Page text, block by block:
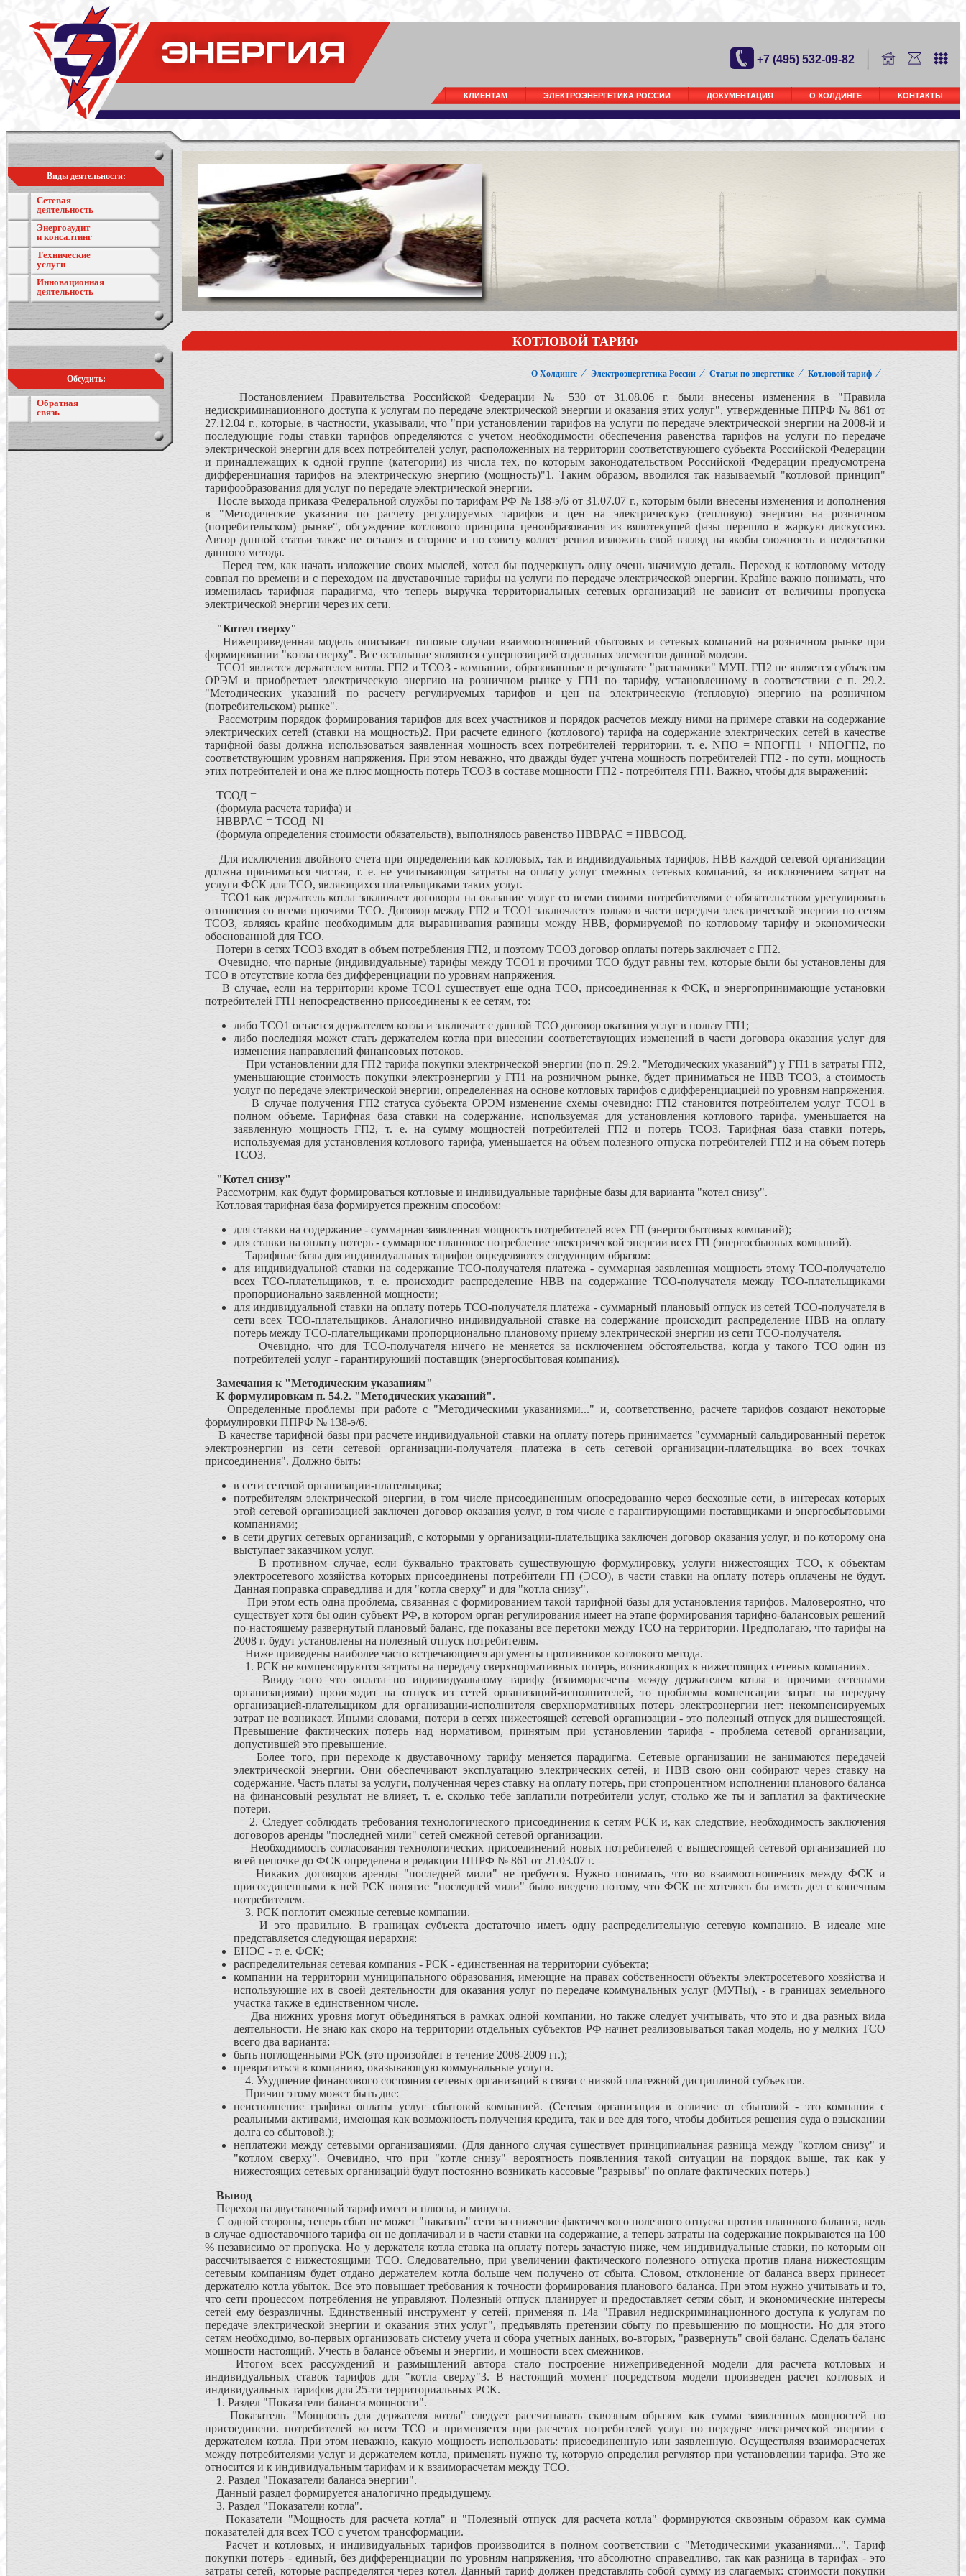
+7 (495) 532-09-82
КЛИЕНТАМ ЭЛЕКТРОЭНЕРГЕТИКА РОССИИ ДОКУМЕНТАЦИЯ О ХОЛДИНГЕ КОНТАКТЫ
Виды деятельности:
Сетевая
деятельность
Энергоаудит
и консалтинг
Технические
услуги
Инновационная
деятельность
Обсудить:
Обратная
связь
КОТЛОВОЙ ТАРИФ
О Холдинге ⁄ Электроэнергетика России ⁄ Статьи по энергетике ⁄ Котловой тариф ⁄
Постановлением Правительства Российской Федерации № 530 от 31.08.06 г. были внесены изменения в "Правила
недискриминационного доступа к услугам по передаче электрической энергии и оказания этих услуг", утвержденные ППРФ № 861 от
27.12.04 г., которые, в частности, указывали, что "при установлении тарифов на услуги по передаче электрической энергии на 2008-й и
последующие годы ставки тарифов определяются с учетом необходимости обеспечения равенства тарифов на услуги по передаче
электрической энергии для всех потребителей услуг, расположенных на территории соответствующего субъекта Российской Федерации
и принадлежащих к одной группе (категории) из числа тех, по которым законодательством Российской Федерации предусмотрена
дифференциация тарифов на электрическую энергию (мощность)"1. Таким образом, вводился так называемый "котловой принцип"
тарифообразования для услуг по передаче электрической энергии.
После выхода приказа Федеральной службы по тарифам РФ № 138-э/6 от 31.07.07 г., которым были внесены изменения и дополнения
в "Методические указания по расчету регулируемых тарифов и цен на электрическую (тепловую) энергию на розничном
(потребительском) рынке", обсуждение котлового принципа ценообразования из вялотекущей фазы перешло в жаркую дискуссию.
Автор данной статьи также не остался в стороне и по совету коллег решил изложить свой взгляд на якобы сложность и недостатки
данного метода.
Перед тем, как начать изложение своих мыслей, хотел бы подчеркнуть одну очень значимую деталь. Переход к котловому методу
совпал по времени и с переходом на двуставочные тарифы на услуги по передаче электрической энергии. Крайне важно понимать, что
изменилась тарифная парадигма, что теперь выручка территориальных сетевых организаций не зависит от величины пропуска
электрической энергии через их сети.
"Котел сверху"
Нижеприведенная модель описывает типовые случаи взаимоотношений сбытовых и сетевых компаний на розничном рынке при
формировании "котла сверху". Все остальные являются суперпозицией отдельных элементов данной модели.
ТСО1 является держателем котла. ГП2 и ТСО3 - компании, образованные в результате "распаковки" МУП. ГП2 не является субъектом
ОРЭМ и приобретает электрическую энергию на розничном рынке у ГП1 по тарифу, установленному в соответствии с п. 29.2.
"Методических указаний по расчету регулируемых тарифов и цен на электрическую (тепловую) энергию на розничном
(потребительском) рынке".
Рассмотрим порядок формирования тарифов для всех участников и порядок расчетов между ними на примере ставки на содержание
электрических сетей (ставки на мощность)2. При расчете единого (котлового) тарифа на содержание электрических сетей в качестве
тарифной базы должна использоваться заявленная мощность всех потребителей территории, т. е. NПО = NПОГП1 + NПОГП2, по
соответствующим уровням напряжения. При этом неважно, что дважды будет учтена мощность потребителей ГП2 - по сути, мощность
этих потребителей и она же плюс мощность потерь ТСО3 в составе мощности ГП2 - потребителя ГП1. Важно, чтобы для выражений:
TСОД =
(формула расчета тарифа) и
HBBPAC = TСОД Nl
(формула определения стоимости обязательств), выполнялось равенство HBBPAC = HBBСОД.
Для исключения двойного счета при определении как котловых, так и индивидуальных тарифов, НВВ каждой сетевой организации
должна приниматься чистая, т. е. не учитывающая затраты на оплату услуг смежных сетевых компаний, за исключением затрат на
услуги ФСК для ТСО, являющихся плательщиками таких услуг.
ТСО1 как держатель котла заключает договоры на оказание услуг со всеми своими потребителями с обязательством урегулировать
отношения со всеми прочими ТСО. Договор между ГП2 и ТСО1 заключается только в части передачи электрической энергии по сетям
ТСО3, являясь крайне необходимым для выравнивания разницы между НВВ, формируемой по котловому тарифу и экономически
обоснованной для ТСО.
Потери в сетях ТСО3 входят в объем потребления ГП2, и поэтому ТСО3 договор оплаты потерь заключает с ГП2.
Очевидно, что парные (индивидуальные) тарифы между ТСО1 и прочими ТСО будут равны тем, которые были бы установлены для
ТСО в отсутствие котла без дифференциации по уровням напряжения.
В случае, если на территории кроме ТСО1 существует еще одна ТСО, присоединенная к ФСК, и энергопринимающие установки
потребителей ГП1 непосредственно присоединены к ее сетям, то:
либо ТСО1 остается держателем котла и заключает с данной ТСО договор оказания услуг в пользу ГП1;
либо последняя может стать держателем котла при внесении соответствующих изменений в части договора оказания услуг для
изменения направлений финансовых потоков.
При установлении для ГП2 тарифа покупки электрической энергии (по п. 29.2. "Методических указаний") у ГП1 в затраты ГП2,
уменьшающие стоимость покупки электроэнергии у ГП1 на розничном рынке, будет приниматься не НВВ ТСО3, а стоимость
услуг по передаче электрической энергии, определенная на основе котловых тарифов с дифференциацией по уровням напряжения.
В случае получения ГП2 статуса субъекта ОРЭМ изменение схемы очевидно: ГП2 становится потребителем услуг ТСО1 в
полном объеме. Тарифная база ставки на содержание, используемая для установления котлового тарифа, уменьшается на
заявленную мощность ГП2, т. е. на сумму мощностей потребителей ГП2 и потерь ТСО3. Тарифная база ставки потерь,
используемая для установления котлового тарифа, уменьшается на объем полезного отпуска потребителей ГП2 и на объем потерь
ТСО3.
"Котел снизу"
Рассмотрим, как будут формироваться котловые и индивидуальные тарифные базы для варианта "котел снизу".
Котловая тарифная база формируется прежним способом:
для ставки на содержание - суммарная заявленная мощность потребителей всех ГП (энергосбытовых компаний);
для ставки на оплату потерь - суммарное плановое потребление электрической энергии всех ГП (энергосбыовых компаний).
Тарифные базы для индивидуальных тарифов определяются следующим образом:
для индивидуальной ставки на содержание ТСО-получателя платежа - суммарная заявленная мощность этому ТСО-получателю
всех ТСО-плательщиков, т. е. происходит распределение НВВ на содержание ТСО-получателя между ТСО-плательщиками
пропорционально заявленной мощности;
для индивидуальной ставки на оплату потерь ТСО-получателя платежа - суммарный плановый отпуск из сетей ТСО-получателя в
сети всех ТСО-плательщиков. Аналогично индивидуальной ставке на содержание происходит распределение НВВ на оплату
потерь между ТСО-плательщиками пропорционально плановому приему электрической энергии из сети ТСО-получателя.
Очевидно, что для ТСО-получателя ничего не меняется за исключением обстоятельства, когда у такого ТСО один из
потребителей услуг - гарантирующий поставщик (энергосбытовая компания).
Замечания к "Методическим указаниям"
К формулировкам п. 54.2. "Методических указаний".
Определенные проблемы при работе с "Методическими указаниями..." и, соответственно, расчете тарифов создают некоторые
формулировки ППРФ № 138-э/6.
В качестве тарифной базы при расчете индивидуальной ставки на оплату потерь принимается "суммарный сальдированный переток
электроэнергии из сети сетевой организации-получателя платежа в сеть сетевой организации-плательщика во всех точках
присоединения". Должно быть:
в сети сетевой организации-плательщика;
потребителям электрической энергии, в том числе присоединенным опосредованно через бесхозные сети, в интересах которых
этой сетевой организацией заключен договор оказания услуг, в том числе с гарантирующими поставщиками и энергосбытовыми
компаниями;
в сети других сетевых организаций, с которыми у организации-плательщика заключен договор оказания услуг, и по которому она
выступает заказчиком услуг.
В противном случае, если буквально трактовать существующую формулировку, услуги нижестоящих ТСО, к объектам
электросетевого хозяйства которых присоединены потребители ГП (ЭСО), в части ставки на оплату потерь оплачены не будут.
Данная поправка справедлива и для "котла сверху" и для "котла снизу".
При этом есть одна проблема, связанная с формированием такой тарифной базы для установления тарифов. Маловероятно, что
существует хотя бы один субъект РФ, в котором орган регулирования имеет на этапе формирования тарифно-балансовых решений
по-настоящему развернутый плановый баланс, где показаны все перетоки между ТСО на территории. Предполагаю, что тарифы на
2008 г. будут установлены на полезный отпуск потребителям.
Ниже приведены наиболее часто встречающиеся аргументы противников котлового метода.
1. РСК не компенсируются затраты на передачу сверхнормативных потерь, возникающих в нижестоящих сетевых компаниях.
Ввиду того что оплата по индивидуальному тарифу (взаиморасчеты между держателем котла и прочими сетевыми
организациями) происходит на отпуск из сетей организаций-исполнителей, то проблемы компенсации затрат на передачу
организацией-плательщиком для организации-исполнителя сверхнормативных потерь электроэнергии нет: некомпенсируемых
затрат не возникает. Иными словами, потери в сетях нижестоящей сетевой организации - это полезный отпуск для вышестоящей.
Превышение фактических потерь над нормативом, принятым при установлении тарифа - проблема сетевой организации,
допустившей это превышение.
Более того, при переходе к двуставочному тарифу меняется парадигма. Сетевые организации не занимаются передачей
электрической энергии. Они обеспечивают эксплуатацию электрических сетей, и НВВ свою они собирают через ставку на
содержание. Часть платы за услуги, полученная через ставку на оплату потерь, при стопроцентном исполнении планового баланса
на финансовый результат не влияет, т. е. сколько тебе заплатили потребители услуг, столько же ты и заплатил за фактические
потери.
2. Следует соблюдать требования технологического присоединения к сетям РСК и, как следствие, необходимость заключения
договоров аренды "последней мили" сетей смежной сетевой организации.
Необходимость согласования технологических присоединений новых потребителей с вышестоящей сетевой организацией по
всей цепочке до ФСК определена в редакции ППРФ № 861 от 21.03.07 г.
Никаких договоров аренды "последней мили" не требуется. Нужно понимать, что во взаимоотношениях между ФСК и
присоединенными к ней РСК понятие "последней мили" было введено потому, что ФСК не хотелось бы иметь дел с конечным
потребителем.
3. РСК поглотит смежные сетевые компании.
И это правильно. В границах субъекта достаточно иметь одну распределительную сетевую компанию. В идеале мне
представляется следующая иерархия:
ЕНЭС - т. е. ФСК;
распределительная сетевая компания - РСК - единственная на территории субъекта;
компании на территории муниципального образования, имеющие на правах собственности объекты электросетевого хозяйства и
использующие их в своей деятельности для оказания услуг по передаче коммунальных услуг (МУПы), - в границах земельного
участка также в единственном числе.
Два нижних уровня могут объединяться в рамках одной компании, но также следует учитывать, что это и два разных вида
деятельности. Не знаю как скоро на территории отдельных субъектов РФ начнет реализовываться такая модель, но у мелких ТСО
всего два варианта:
быть поглощенными РСК (это произойдет в течение 2008-2009 гг.);
превратиться в компанию, оказывающую коммунальные услуги.
4. Ухудшение финансового состояния сетевых организаций в связи с низкой платежной дисциплиной субъектов.
Причин этому может быть две:
неисполнение графика оплаты услуг сбытовой компанией. (Сетевая организация в отличие от сбытовой - это компания с
реальными активами, имеющая как возможность получения кредита, так и все для того, чтобы добиться решения суда о взыскании
долга со сбытовой.);
неплатежи между сетевыми организациями. (Для данного случая существует принципиальная разница между "котлом снизу" и
"котлом сверху". Очевидно, что при "котле снизу" вероятность появлениия такой ситуации на порядок выше, так как у
нижестоящих сетевых организаций будут постоянно возникать кассовые "разрывы" по оплате фактических потерь.)
Вывод
Переход на двуставочный тариф имеет и плюсы, и минусы.
С одной стороны, теперь сбыт не может "наказать" сети за снижение фактического полезного отпуска против планового баланса, ведь
в случае одноставочного тарифа он не доплачивал и в части ставки на содержание, а теперь затраты на содержание покрываются на 100
% независимо от пропуска. Но у держателя котла ставка на оплату потерь зачастую ниже, чем индивидуальные ставки, по которым он
рассчитывается с нижестоящими ТСО. Следовательно, при увеличении фактического полезного отпуска против плана нижестоящим
сетевым компаниям будет отдано держателем котла больше чем получено от сбыта. Словом, отклонение от баланса вверх принесет
держателю котла убыток. Все это повышает требования к точности формирования планового баланса. При этом нужно учитывать и то,
что сети процессом потребления не управляют. Полезный отпуск планирует и предоставляет сетям сбыт, и экономические интересы
сетей ему безразличны. Единственный инструмент у сетей, применяя п. 14а "Правил недискриминационного доступа к услугам по
передаче электрической энергии и оказания этих услуг", предъявлять претензии сбыту по превышению по мощности. Но для этого
сетям необходимо, во-первых организовать систему учета и сбора учетных данных, во-вторых, "развернуть" свой баланс. Сделать баланс
мощности настоящий. Учесть в балансе объемы и энергии, и мощности всех смежников.
Итогом всех рассуждений и размышлений автора стало построение нижеприведенной модели для расчета котловых и
индивидуальных ставок тарифов для "котла сверху"3. В настоящий момент посредством модели произведен расчет котловых и
индивидуальных тарифов для 25-ти территориальных РСК.
1. Раздел "Показатели баланса мощности".
Показатель "Мощность для держателя котла" следует рассчитывать сквозным образом как сумма заявленных мощностей по
присоединени. потребителей ко всем ТСО и применяется при расчетах потребителей услуг по передаче электрической энергии с
держателем котла. При этом неважно, какую мощность использовать: присоединенную или заявленную. Осуществляя взаиморасчетах
между потребителями услуг и держателем котла, применять нужно ту, которую определил регулятор при установлении тарифа. Это же
относится и к индивидуальным тарифам и к взаиморасчетам между ТСО.
2. Раздел "Показатели баланса энергии".
Данный раздел формируется аналогично предыдущему.
3. Раздел "Показатели котла".
Показатели "Мощность для расчета котла" и "Полезный отпуск для расчета котла" формируются сквозным образом как сумма
показателей для всех ТСО с учетом трансформации.
Расчет и котловых, и индивидуальных тарифов производится в полном соответствии с "Методическими указаниями...". Тариф
покупки потерь - единый, без дифференциации по уровням напряжения, что абсолютно справедливо, так как разница в тарифах - это
затраты сетей, которые распределятся через котел. Данный тариф должен представлять собой сумму из слагаемых: стоимости покупки